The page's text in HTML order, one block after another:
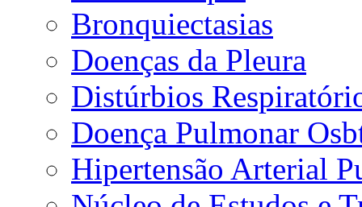
Bronquiectasias
Doenças da Pleura
Distúrbios
Doença Pulmonar
Hipertensão Arterial